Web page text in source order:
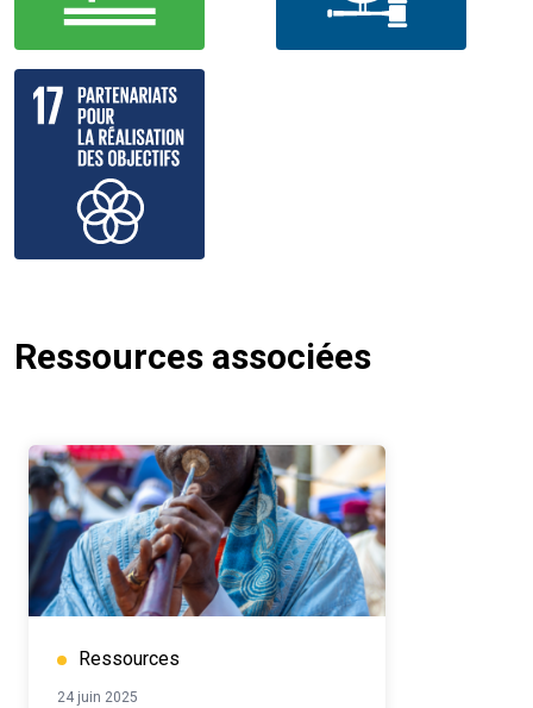
Ressources associées
Ressources
24 juin 2025